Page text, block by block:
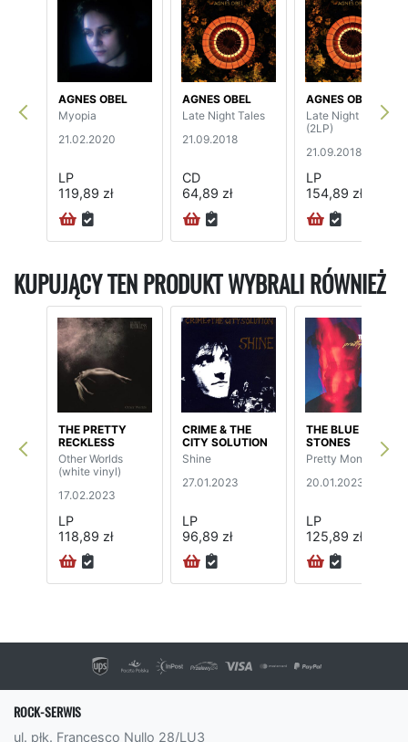
AGNES OBEL
Myopia
21.02.2020
LP
119,89 zł
AGNES OBEL
Late Night Tales
21.09.2018
CD
64,89 zł
AGNES OBEL
Late Night Tales
(2LP)
21.09.2018
LP
154,89 zł
KUPUJĄCY TEN PRODUKT WYBRALI RÓWNIEŻ
THE PRETTY
RECKLESS
Other Worlds
(white vinyl)
17.02.2023
LP
118,89 zł
CRIME & THE
CITY SOLUTION
Shine
27.01.2023
LP
96,89 zł
THE BLUE
STONES
Pretty Monster
20.01.2023
LP
125,89 zł
ROCK-SERWIS
ul. płk. Francesco Nullo 28/LU3